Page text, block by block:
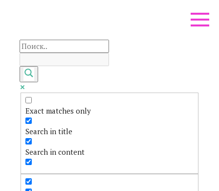
Exact matches only
Search in title
Search in content